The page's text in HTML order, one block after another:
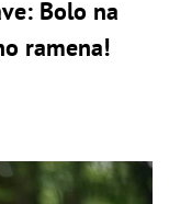
Bolo na
ramena!